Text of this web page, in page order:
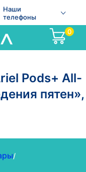
Наши
телефоны
0
Pods+ All-
пятен»,
/